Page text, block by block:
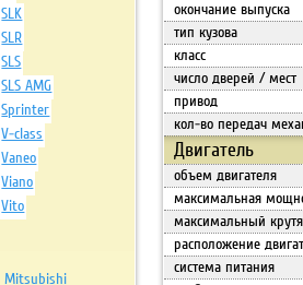
окончание выпуска
тип кузова
класс
число дверей / мест
привод
кол-во передач
Двигатель
объем двигателя
максимальная
максимальный
расположение
система питания
SLK
SLR
SLS
SLS AMG
Sprinter
V-class
Vaneo
Viano
Vito
Mitsubishi